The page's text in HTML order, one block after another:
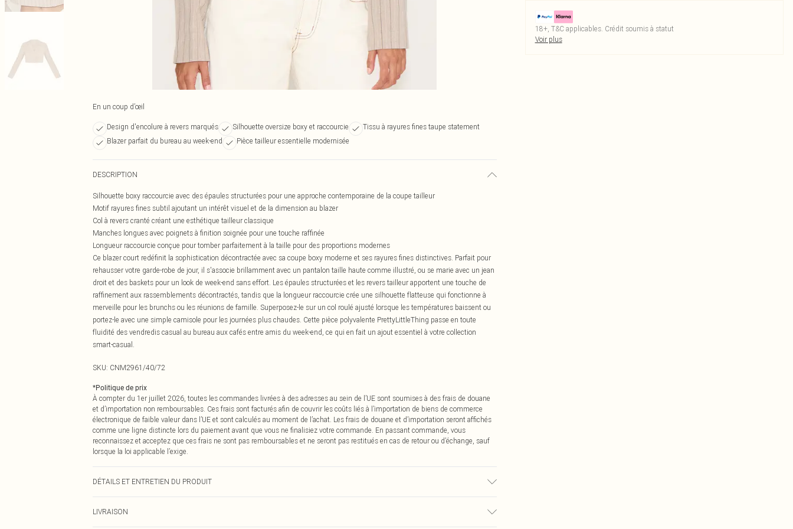
En un coup d’œil
Design d'encolure à revers marqués Silhouette oversize boxy et raccourcie
Tissu à rayures fines taupe statement
Blazer parfait du bureau au week-end
Pièce tailleur essentielle modernisée
DESCRIPTION
Silhouette boxy raccourcie avec des épaules structurées pour une approche contemporaine de la coupe tailleur
Motif rayures fines subtil ajoutant un intérêt visuel et de la dimension au blazer
Col à revers cranté créant une esthétique tailleur classique
Manches longues avec poignets à finition soignée pour une touche raffinée
Longueur raccourcie conçue pour tomber parfaitement à la taille pour des proportions modernes
Ce blazer court redéfinit la sophistication décontractée avec sa coupe boxy moderne et ses rayures fines distinctives. Parfait pour
rehausser votre garde-robe de jour, il s'associe brillamment avec un pantalon taille haute comme illustré, ou se marie avec un jean
droit et des baskets pour un look de week-end sans effort. Les épaules structurées et les revers tailleur apportent une touche de
raffinement aux rassemblements décontractés, tandis que la longueur raccourcie crée une silhouette flatteuse qui fonctionne à
merveille pour les brunchs ou les réunions de famille. Superposez-le sur un col roulé ajusté lorsque les températures baissent ou
portez-le avec une simple camisole pour les journées plus chaudes. Cette pièce polyvalente PrettyLittleThing passe en toute
fluidité des vendredis casual au bureau aux cafés entre amis du week-end, ce qui en fait un ajout essentiel à votre collection
smart-casual.
SKU: CNM2961/40/72
*Politique de prix
À compter du 1er juillet 2026, toutes les commandes livrées à des adresses au sein de l’UE sont soumises à des frais de douane
et d’importation non remboursables. Ces frais sont facturés afin de couvrir les coûts liés à l’importation de biens de commerce
électronique de faible valeur dans l’UE et sont calculés au moment de l’achat. Les frais de douane et d’importation seront affichés
comme une ligne distincte lors du paiement avant que vous ne finalisiez votre commande. En passant commande, vous
reconnaissez et acceptez que ces frais ne sont pas remboursables et ne seront pas restitués en cas de retour ou d’échange, sauf
lorsque la loi applicable l’exige.
DÉTAILS ET ENTRETIEN DU PRODUIT
LIVRAISON
18+, T&C applicables. Crédit soumis à statut
Voir plus